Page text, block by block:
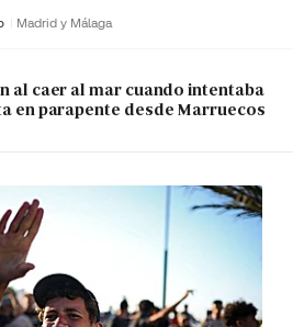
Madrid y Málaga
al caer al mar cuando intentaba
en parapente desde Marruecos